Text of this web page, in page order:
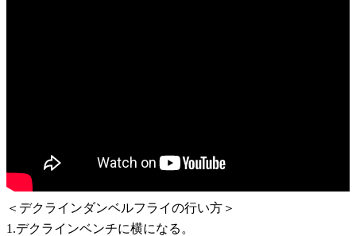
＜デクラインダンベルフライの行い方＞
1.デクラインベンチに横になる。